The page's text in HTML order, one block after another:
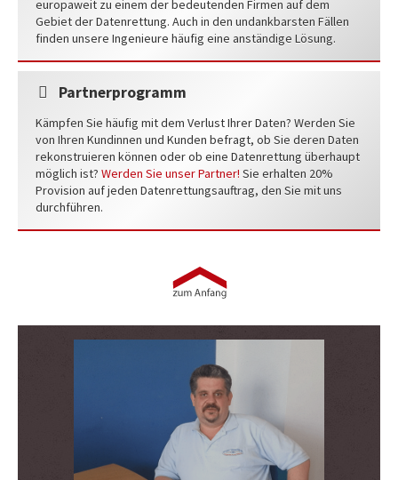
europaweit zu einem der bedeutenden Firmen auf dem
Gebiet der Datenrettung. Auch in den undankbarsten Fällen
finden unsere Ingenieure häufig eine anständige Lösung.
Partnerprogramm
Kämpfen Sie häufig mit dem Verlust Ihrer Daten? Werden Sie
von Ihren Kundinnen und Kunden befragt, ob Sie deren Daten
rekonstruieren können oder ob eine Datenrettung überhaupt
möglich ist? Werden Sie unser Partner! Sie erhalten 20%
Provision auf jeden Datenrettungsauftrag, den Sie mit uns
durchführen.